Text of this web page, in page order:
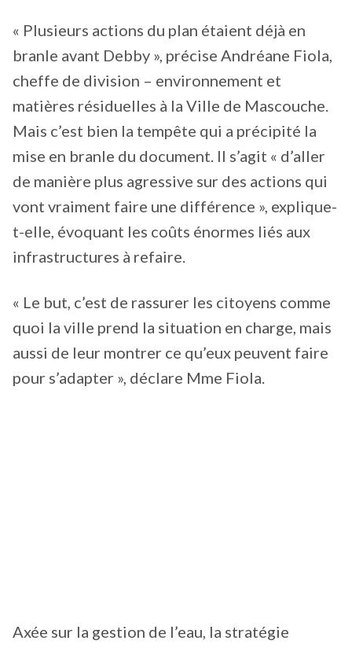
« Plusieurs actions du plan étaient déjà en
branle avant Debby », précise Andréane Fiola,
cheffe de division – environnement et
matières résiduelles à la Ville de Mascouche.
Mais c’est bien la tempête qui a précipité la
mise en branle du document. Il s’agit « d’aller
de manière plus agressive sur des actions qui
vont vraiment faire une différence », explique-
t-elle, évoquant les coûts énormes liés aux
infrastructures à refaire.
« Le but, c’est de rassurer les citoyens comme
quoi la ville prend la situation en charge, mais
aussi de leur montrer ce qu’eux peuvent faire
pour s’adapter », déclare Mme Fiola.
Axée sur la gestion de l’eau, la stratégie